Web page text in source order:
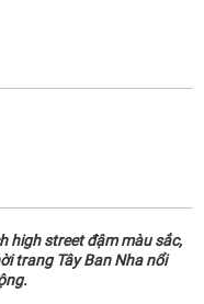
high street đậm màu sắc,
trang Tây Ban Nha nổi